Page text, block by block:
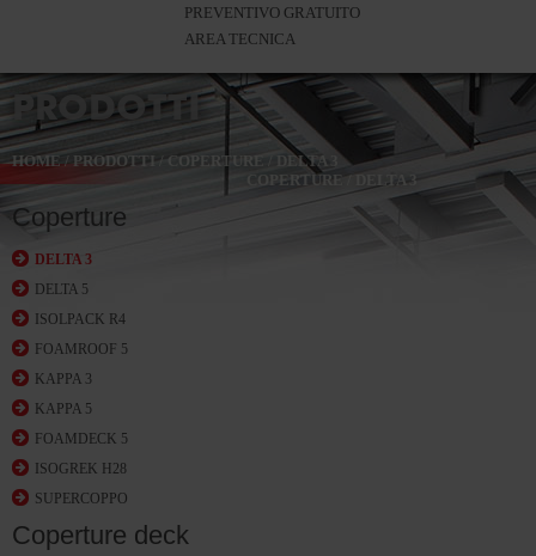
PREVENTIVO GRATUITO
AREA TECNICA
PRODOTTI
HOME/ PRODOTTI / COPERTURE
DELTA 3
COPERTURE / DELTA 3
Coperture
DELTA 3
DELTA 5
ISOLPACK R4
FOAMROOF 5
KAPPA 3
KAPPA 5
FOAMDECK 5
ISOGREK H28
SUPERCOPPO
Coperture deck